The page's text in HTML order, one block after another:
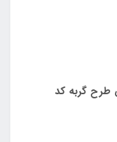
طرح گربه کد